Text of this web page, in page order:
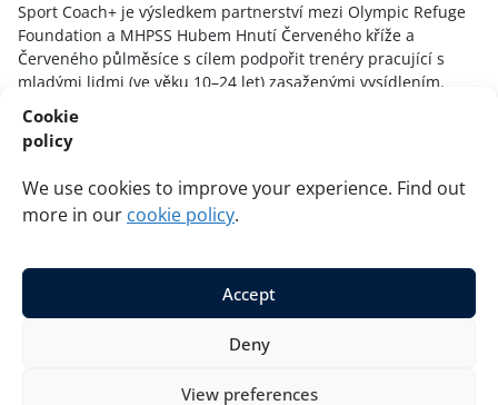
Cookie
policy
We use cookies to improve your experience. Find out
more in our cookie policy.
Accept
Deny
View preferences
Sport Coach+ je výsledkem partnerství mezi Olympic Refuge
Foundation a MHPSS Hubem Hnutí Červeného kříže a
Červeného půlměsíce s cílem podpořit trenéry pracující s
mladými lidmi (ve věku 10–24 let) zasaženými vysídlením.
Cílem je poskytnout sportovním trenérům dovednosti,
znalosti a techniky, aby pochopili, jak stresové zážitky
ovlivňují mladé sportovce, vytvářeli bezpečné a podpůrné
sportovní prostředí a reagovali na mladé hráče způsobem
informovaným o traumatu a podporujícím uzdravení.
Olympic Refuge Foundation. All rights reserved.